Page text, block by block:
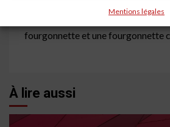
Mentions légales
fourgonnette et une fourgonnette
À lire aussi